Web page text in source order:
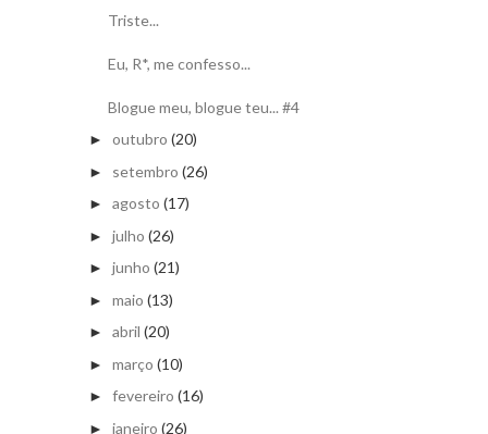
Triste...
Eu, R*, me confesso...
Blogue meu, blogue teu... #4
► outubro (20)
► setembro (26)
► agosto (17)
► julho (26)
► junho (21)
► maio (13)
► abril (20)
► março (10)
► fevereiro (16)
► janeiro (26)